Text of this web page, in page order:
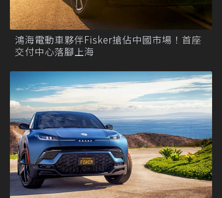
鴻海電動車夥伴Fisker搶佔中國市場！首座
交付中心落腳上海